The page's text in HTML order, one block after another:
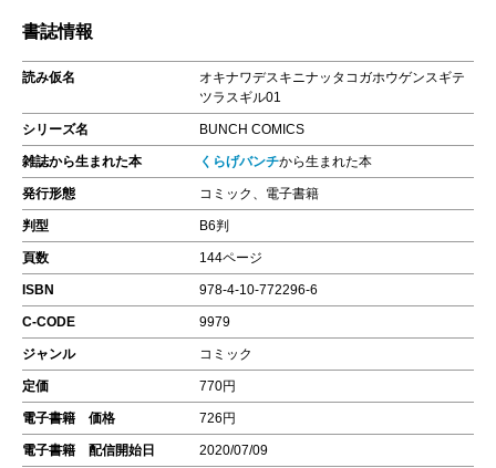
書誌情報
読み仮名
オキナワデスキニナッタコガホウゲンスギテ
ツラスギル01
シリーズ名 BUNCH COMICS
雑誌から生まれた本 くらげバンチから生まれた本
発行形態 コミック、電子書籍
判型 B6判
頁数 144ページ
ISBN 978-4-10-772296-6
C-CODE 9979
ジャンル コミック
定価 770円
電子書籍 価格 726円
電子書籍 配信開始日 2020/07/09